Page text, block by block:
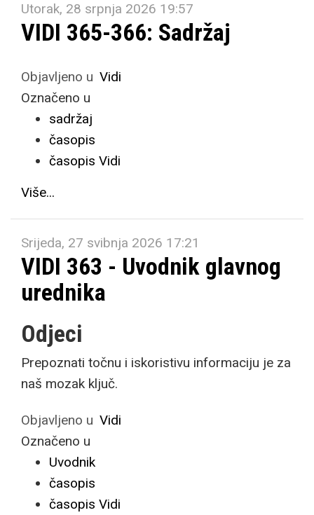
Utorak, 28 srpnja 2026 19:57
VIDI 365-366: Sadržaj
Objavljeno u Vidi
Označeno u
sadržaj
časopis
časopis Vidi
Više...
Srijeda, 27 svibnja 2026 17:21
VIDI 363 - Uvodnik glavnog
urednika
Odjeci
Prepoznati točnu i iskoristivu informaciju je za
naš mozak ključ.
Objavljeno u Vidi
Označeno u
Uvodnik
časopis
časopis Vidi